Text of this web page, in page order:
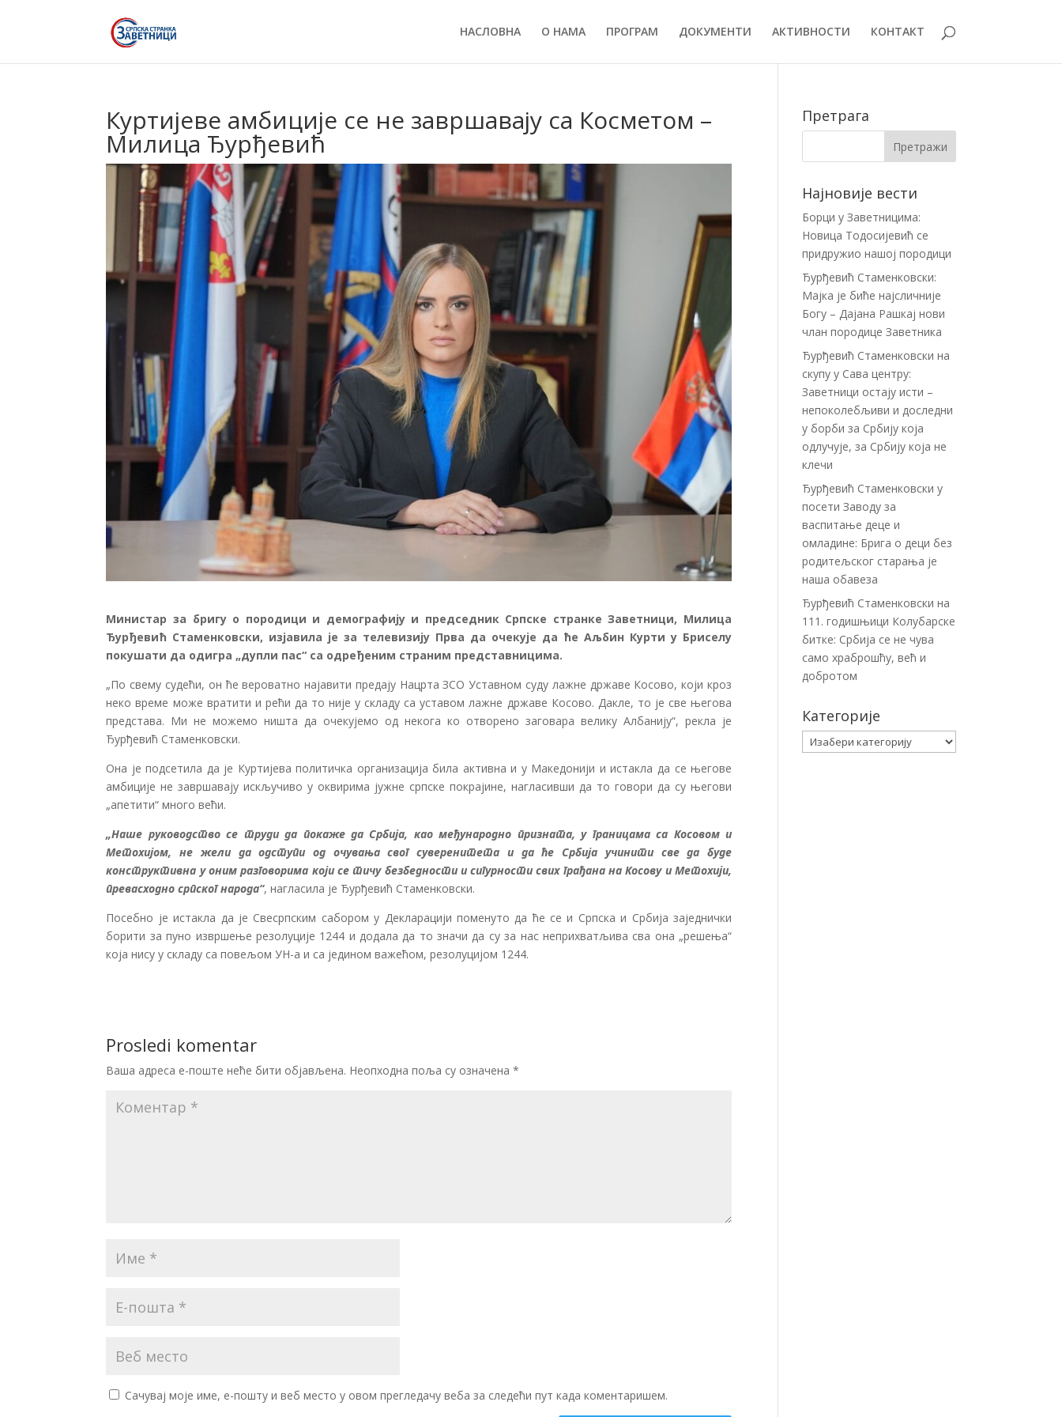
НАСЛОВНА О НАМА ПРОГРАМ ДОКУМЕНТИ АКТИВНОСТИ КОНТАКТ
Куртијеве амбиције се не завршавају са Косметом –
Милица Ђурђевић
Министар за бригу о породици и демографију и председник Српске странке Заветници, Милица
Ђурђевић Стаменковски, изјавила је за телевизију Прва да очекује да ће Аљбин Курти у Бриселу
покушати да одигра „дупли пас“ са одређеним страним представницима.
„По свему судећи, он ће вероватно најавити предају Нацрта ЗСО Уставном суду лажне државе Косово, који кроз
неко време може вратити и рећи да то није у складу са уставом лажне државе Косово. Дакле, то је све његова
представа. Ми не можемо ништа да очекујемо од некога ко отворено заговара велику Албанију“, рекла је
Ђурђевић Стаменковски.
Она је подсетила да је Куртијева политичка организација била активна и у Македонији и истакла да се његове
амбиције не завршавају искључиво у оквирима јужне српске покрајине, нагласивши да то говори да су његови
„апетити“ много већи.
„Наше руководство се труди да покаже да Србија, као међународно призната, у границама са Косовом и
Метохијом, не жели да одступи од очувања свог суверенитета и да ће Србија учинити све да буде
конструктивна у оним разговорима који се тичу безбедности и сигурности свих грађана на Косову и Метохији,
превасходно српског народа“, нагласила је Ђурђевић Стаменковски.
Посебно је истакла да је Свесрпским сабором у Декларацији поменуто да ће се и Српска и Србија заједнички
борити за пуно извршење резолуције 1244 и додала да то значи да су за нас неприхватљива сва она „решења“
која нису у складу са повељом УН-а и са једином важећом, резолуцијом 1244.
Prosledi komentar
Ваша адреса е-поште неће бити објављена. Неопходна поља су означена*
Сачувај моје име, е-пошту и веб место у овом прегледачу веба за следећи пут када коментаришем.
Претрага
Најновије вести
Борци у Заветницима:
Новица Тодосијевић се
придружио нашој породици
Ђурђевић Стаменковски:
Мајка је биће најсличније
Богу – Дајана Рашкај нови
члан породице Заветника
Ђурђевић Стаменковски на
скупу у Сава центру:
Заветници остају исти –
непоколебљиви и доследни
у борби за Србију која
одлучује, за Србију која не
клечи
Ђурђевић Стаменковски у
посети Заводу за
васпитање деце и
омладине: Брига о деци без
родитељског старања је
наша обавеза
Ђурђевић Стаменковски на
111. годишњици Колубарске
битке: Србија се не чува
само храброшћу, већ и
добротом
Категорије
Категорије